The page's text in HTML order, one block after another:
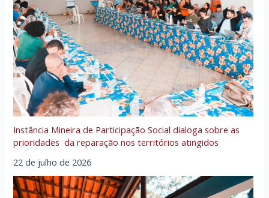
Instância Mineira de Participação Social dialoga sobre as
prioridades da reparação nos territórios atingidos
22 de julho de 2026